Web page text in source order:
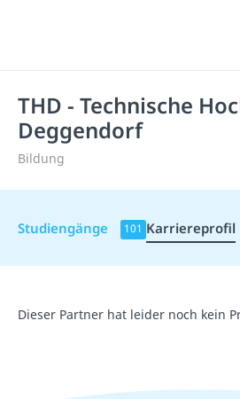
THD - Technische
Deggendorf
Bildung
Studiengänge 101 Karriereprofil
Dieser Partner hat leider noch kein